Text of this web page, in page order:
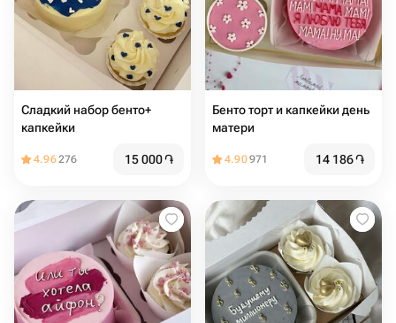
Сладкий набор бенто+
капкейки
4.96276 15 000֏
Бенто торт и капкейки день
матери
4.90971 14 186֏